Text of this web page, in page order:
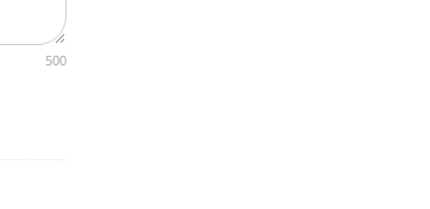
500